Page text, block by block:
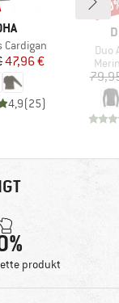
Cardigan
Pris
Nedsat pris
47,96 €
4,9(25)
Duo
produkt